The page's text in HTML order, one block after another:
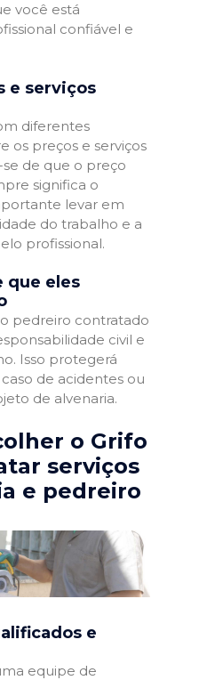
você está
confiável e
e serviços
diferentes
os preços e serviços
de que o preço
significa o
levar em
do trabalho e a
profissional.
que eles
pedreiro contratado
civil e
Isso protegerá
de acidentes ou
de alvenaria.
o Grifo
serviços
e pedreiro
e
equipe de